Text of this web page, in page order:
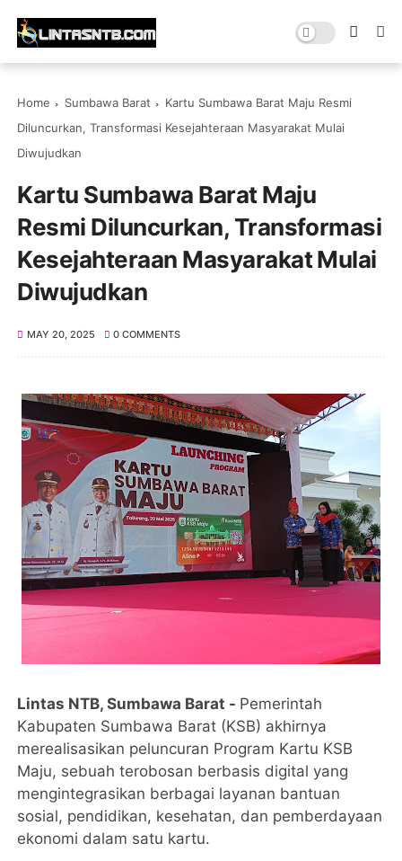
Home Sumbawa Barat
Kartu Sumbawa Barat Maju Resmi
Diluncurkan, Transformasi Kesejahteraan Masyarakat Mulai
Diwujudkan
Kartu Sumbawa Barat Maju
Resmi Diluncurkan, Transformasi
Kesejahteraan Masyarakat Mulai
Diwujudkan
MAY 20, 2025 0 COMMENTS
Lintas NTB, Sumbawa Barat - Pemerintah
Kabupaten Sumbawa Barat (KSB) akhirnya
merealisasikan peluncuran Program Kartu KSB
Maju, sebuah terobosan berbasis digital yang
mengintegrasikan berbagai layanan bantuan
sosial, pendidikan, kesehatan, dan pemberdayaan
ekonomi dalam satu kartu.